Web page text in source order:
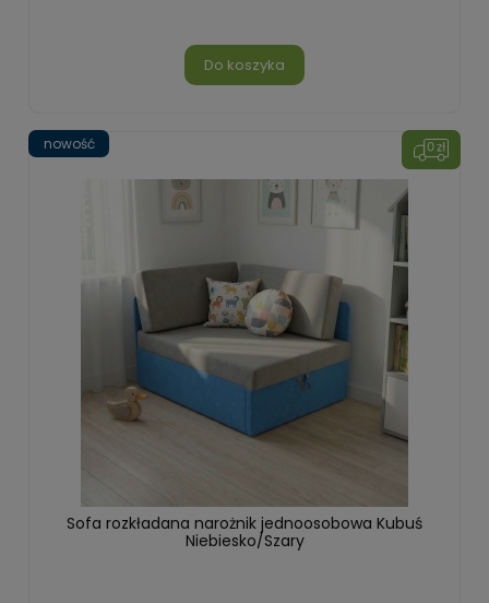
Do koszyka
Sofa rozkładana narożnik jednoosobowa Kubuś
Niebiesko/Szary
nowość